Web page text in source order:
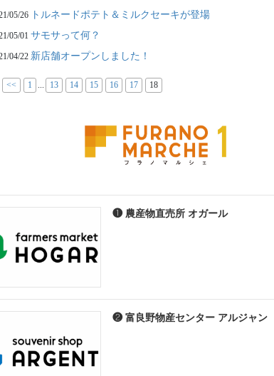
05/26 トルネードポテト＆ミルクセーキが登場
05/01サモサって何？
04/22 新店舗オープンしました！
<< 1 ... 13 14 15 16 17 18
❶ 農産物直売所 オガール
❷ 富良野物産センター アルジャン